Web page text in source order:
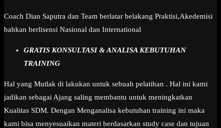
Coach Dian Saputra dan Team berlatar belakang Praktisi,Akedemisi
bahkan berlisensi Nasional dan International
GRATIS KONSULTASI & ANALISA KEBUTUHAN
TRAINING
Hal yang Mutlak di lakukan untuk sebuah pelatihan . Hal ini kami
jadikan sebagai Ajang saling membantu untuk meningkatkan
Kualitas SDM. Dengan Menganalisa kebutuhan training ini maka
kami bisa menyesuaikan materi berdasarkan study case dan tujuan